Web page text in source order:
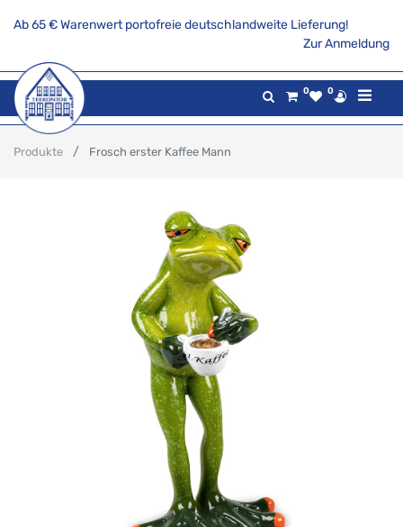
Ab 65 € Warenwert portofreie deutschlandweite Lieferung!
Zur Anmeldung
0 0
Produkte Frosch erster Kaffee Mann